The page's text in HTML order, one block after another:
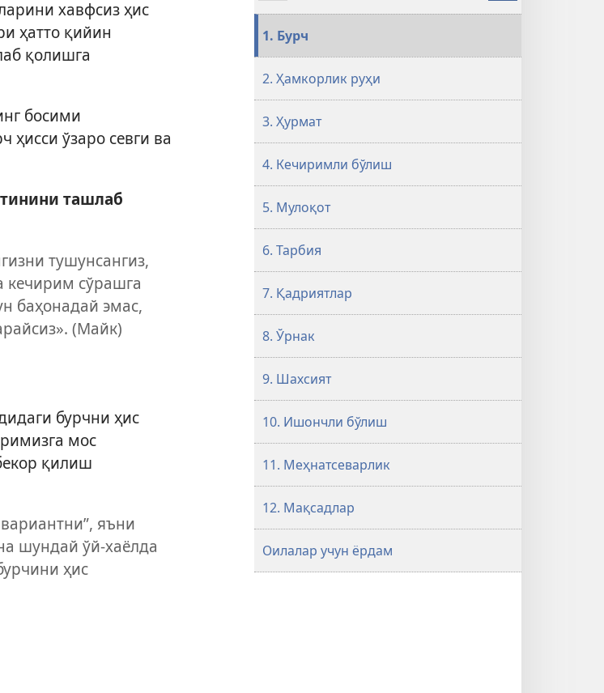
хавфсиз ҳис
ҳатто қийин
қолишга
босими
ўзаро севги ва
ташлаб
тушунсангиз,
кечирим сўрашга
баҳонадай эмас,
(Майк)
бурчни ҳис
мос
қилиш
яъни
шундай ўй-хаёлда
ҳис
та
1. Бурч
2. Ҳамкорлик руҳи
3. Ҳурмат
4. Кечиримли бўлиш
5. Мулоқот
6. Тарбия
7. Қадриятлар
8. Ўрнак
9. Шахсият
10. Ишончли бўлиш
11. Меҳнатсеварлик
12. Мақсадлар
Оилалар учун ёрдам